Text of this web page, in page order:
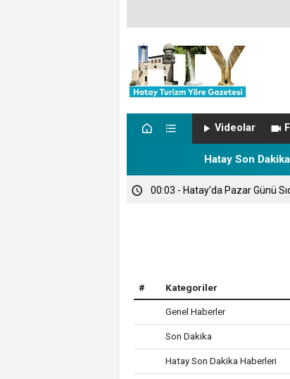
Videolar
Hatay Son Dakika
00:03 - Hatay’da Pazar Günü
# Kategoriler
Genel Haberler
Son Dakika
Hatay Son Dakika Haberleri